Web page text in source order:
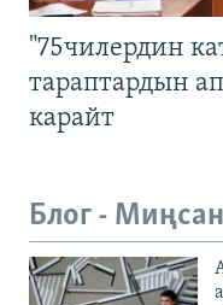
"75чилердин
тараптардын
карайт
Блог -